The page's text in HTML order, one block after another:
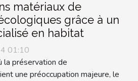
matériaux de
grâce à un
en habitat
01:10
la préservation de
une préoccupation majeure, le